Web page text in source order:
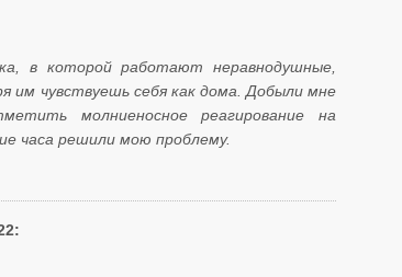
в которой работают неравнодушные,
им чувствуешь себя как дома. Добыли мне
молниеносное реагирование на
часа решили мою проблему.